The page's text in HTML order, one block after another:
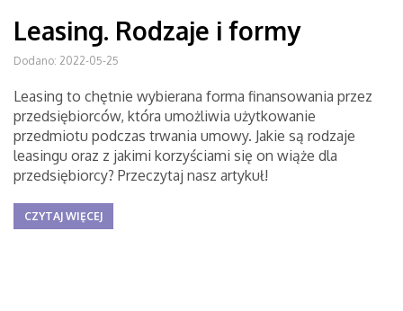
Leasing. Rodzaje i formy
Dodano: 2022-05-25
Leasing to chętnie wybierana forma finansowania przez
przedsiębiorców, która umożliwia użytkowanie
przedmiotu podczas trwania umowy. Jakie są rodzaje
leasingu oraz z jakimi korzyściami się on wiąże dla
przedsiębiorcy? Przeczytaj nasz artykuł!
CZYTAJ WIĘCEJ